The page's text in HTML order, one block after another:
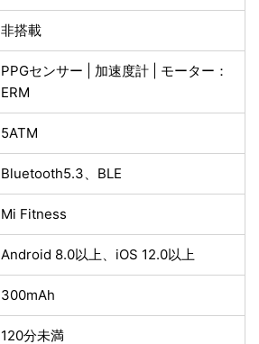
非搭載
PPGセンサー | 加速度計 | モーター：
ERM
5ATM
Bluetooth5.3、BLE
Mi Fitness
Android 8.0以上、iOS 12.0以上
300mAh
120分未満